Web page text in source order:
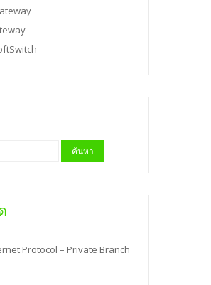
Protocol – Private Branch